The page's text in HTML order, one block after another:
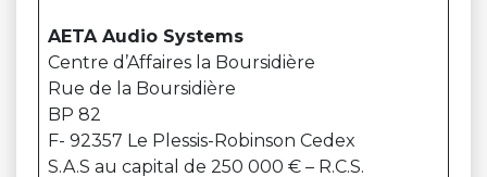
AETA Audio Systems
Centre d’Affaires la Boursidière
Rue de la Boursidière
BP 82
F- 92357 Le Plessis-Robinson Cedex
S.A.S au capital de 250 000 € – R.C.S.